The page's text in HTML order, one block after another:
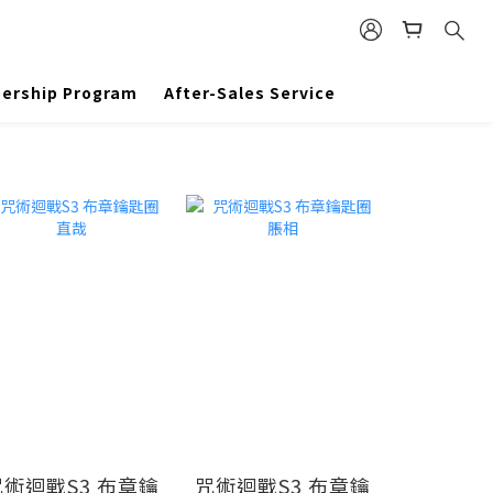
Program After-Sales Service
迴戰S3 布章鑰 咒術迴戰S3 布章鑰